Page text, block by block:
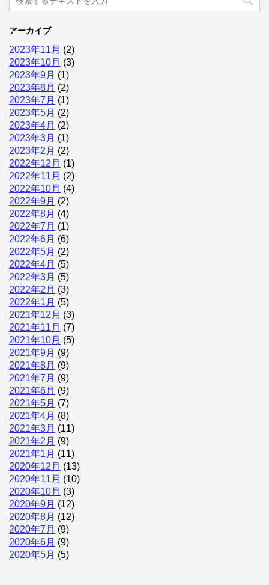
アーカイブ
2023年11月 (2)
2023年10月 (3)
2023年9月 (1)
2023年8月 (2)
2023年7月 (1)
2023年5月 (2)
2023年4月 (2)
2023年3月 (1)
2023年2月 (2)
2022年12月 (1)
2022年11月 (2)
2022年10月 (4)
2022年9月 (2)
2022年8月 (4)
2022年7月 (1)
2022年6月 (6)
2022年5月 (2)
2022年4月 (5)
2022年3月 (5)
2022年2月 (3)
2022年1月 (5)
2021年12月 (3)
2021年11月 (7)
2021年10月 (5)
2021年9月 (9)
2021年8月 (9)
2021年7月 (9)
2021年6月 (9)
2021年5月 (7)
2021年4月 (8)
2021年3月 (11)
2021年2月 (9)
2021年1月 (11)
2020年12月 (13)
2020年11月 (10)
2020年10月 (3)
2020年9月 (12)
2020年8月 (12)
2020年7月 (9)
2020年6月 (9)
2020年5月 (5)